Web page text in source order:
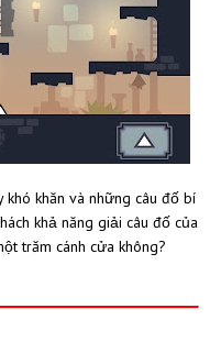
khăn và những câu đố bí
khả năng giải câu đố của
trăm cánh cửa không?